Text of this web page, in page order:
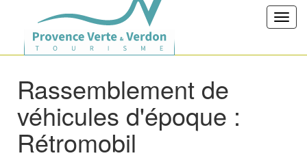
Rassemblement de
véhicules d'époque :
Rétromobil